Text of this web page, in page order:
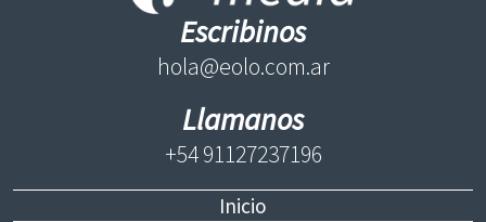
Escribinos
hola@eolo.com.ar
Llamanos
+54 91127237196
Inicio